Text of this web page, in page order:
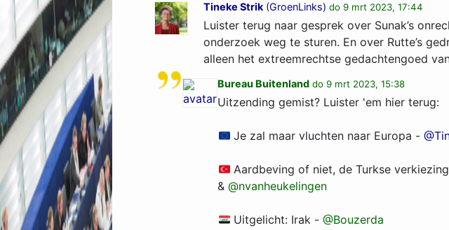
Tineke Strik (GroenLinks) do 9 mrt 2023, 17:44
Luister terug naar gesprek over Sunak’s
onderzoek weg te sturen. En over Rutte’s
alleen het extreemrechtse gedachtengoed
Bureau Buitenland do 9 mrt 2023, 15:38
Uitzending gemist? Luister 'em hier terug:
Je zal maar vluchten naar Europa -
Aardbeving of niet, de Turkse
& @nvanheukelingen
Uitgelicht: Irak -@Bouzerda